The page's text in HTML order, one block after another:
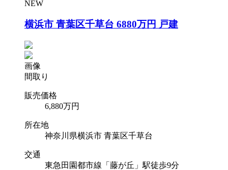
NEW
横浜市 青葉区千草台 6880万円 戸建
画像
間取り
販売価格
6,880万円
所在地
神奈川県横浜市 青葉区千草台
交通
東急田園都市線「藤が丘」駅徒歩9分